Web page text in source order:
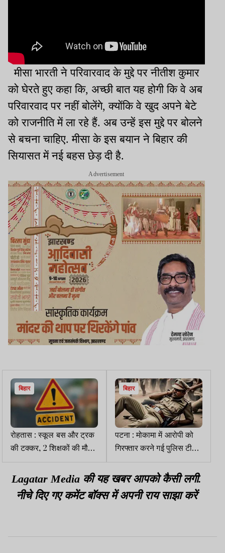
मीसा भारती ने परिवारवाद के मुद्दे पर नीतीश कुमार
को घेरते हुए कहा कि, अच्छी बात यह होगी कि वे अब
परिवारवाद पर नहीं बोलेंगे, क्योंकि वे खुद अपने बेटे
को राजनीति में ला रहे हैं. अब उन्हें इस मुद्दे पर बोलने
से बचना चाहिए. मीसा के इस बयान ने बिहार की
सियासत में नई बहस छेड़ दी है.
Advertisement
बिहार
रोहतास : स्कूल बस और ट्रक
की टक्कर, 2 शिक्षकों की मौत,
कई छात्र घायल
बिहार
पटना : मोकामा में आरोपी को
गिरफ्तार करने गई पुलिस टीम
पर हमला, दरोगा घायल
Lagatar Media की यह खबर आपको कैसी लगी.
नीचे दिए गए कमेंट बॉक्स में अपनी राय साझा करें